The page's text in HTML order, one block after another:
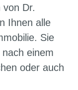
Dr.
Ihnen alle
Sie
einem
oder auch